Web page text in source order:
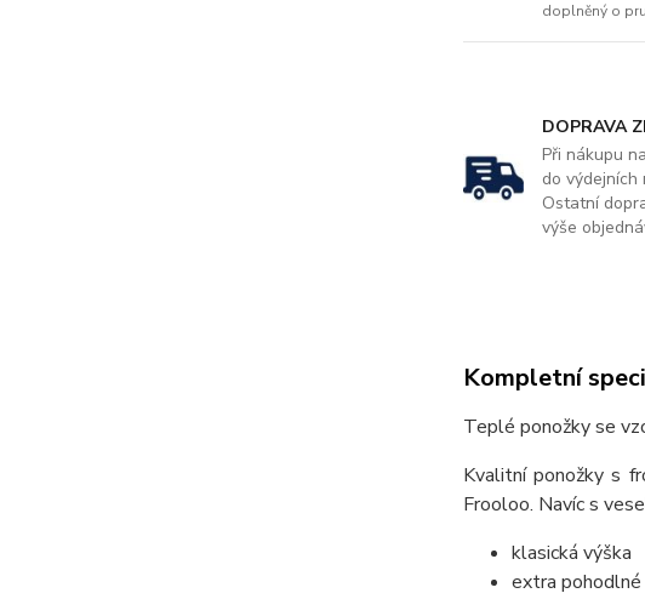
doplněný o
DOPRAVA
Při nákupu
do výdejních
Ostatní
výše
Kompletní
Teplé ponožky se
Kvalitní ponožky s
Frooloo. Navíc s
klasická výška
extra pohodlné